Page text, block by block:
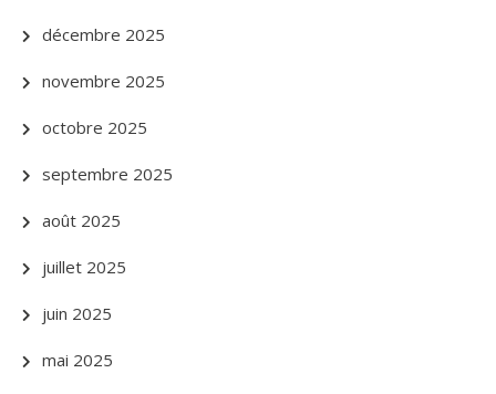
décembre 2025
novembre 2025
octobre 2025
septembre 2025
août 2025
juillet 2025
juin 2025
mai 2025